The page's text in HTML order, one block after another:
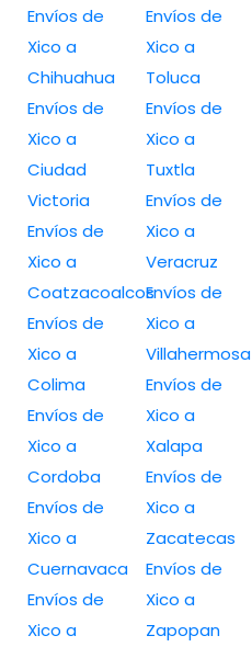
Envíos de
Xico a
Chihuahua
Envíos de
Xico a
Ciudad
Victoria
Envíos de
Xico a
Coatzacoalcos
Envíos de
Xico a
Colima
Envíos de
Xico a
Cordoba
Envíos de
Xico a
Cuernavaca
Envíos de
Xico a
Envíos de
Xico a
Toluca
Envíos de
Xico a
Tuxtla
Envíos de
Xico a
Veracruz
Envíos de
Xico a
Villahermosa
Envíos de
Xico a
Xalapa
Envíos de
Xico a
Zacatecas
Envíos de
Xico a
Zapopan